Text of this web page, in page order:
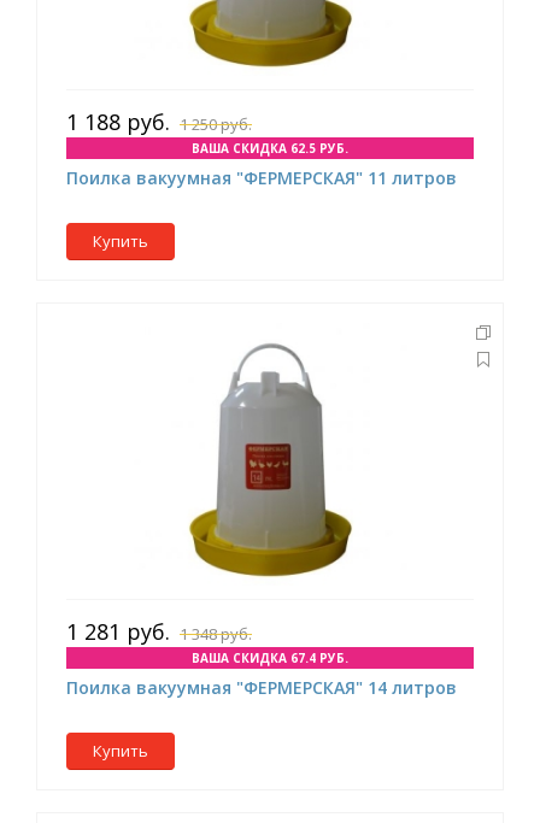
1 188 руб. 1 250 руб.
ВАША СКИДКА 62.5 РУБ.
Поилка вакуумная "ФЕРМЕРСКАЯ" 11 литров
Купить
1 281 руб. 1 348 руб.
ВАША СКИДКА 67.4 РУБ.
Поилка вакуумная "ФЕРМЕРСКАЯ" 14 литров
Купить